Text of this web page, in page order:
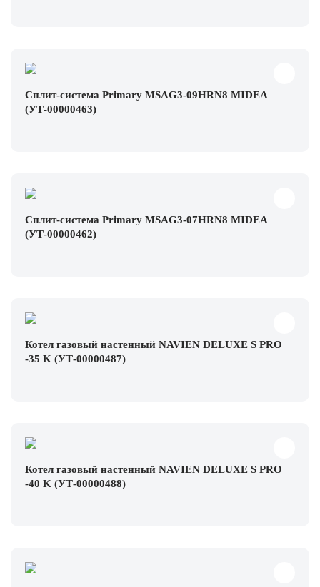
Сплит-система Primary MSAG3-09HRN8 MIDEA
(УТ-00000463)
Сплит-система Primary MSAG3-07HRN8 MIDEA
(УТ-00000462)
Котел газовый настенный NAVIEN DELUXE S PRO
-35 K (УТ-00000487)
Котел газовый настенный NAVIEN DELUXE S PRO
-40 K (УТ-00000488)